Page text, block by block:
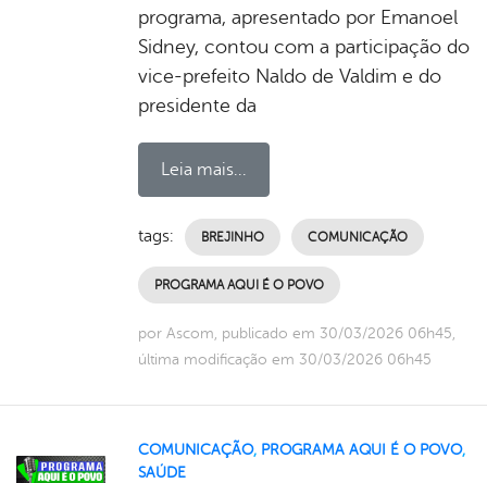
programa, apresentado por Emanoel
Sidney, contou com a participação do
vice-prefeito Naldo de Valdim e do
presidente da
Leia mais...
tags: BREJINHO COMUNICAÇÃO
PROGRAMA AQUI É O POVO
por Ascom, publicado em 30/03/2026 06h45,
última modificação em 30/03/2026 06h45
COMUNICAÇÃO, PROGRAMA AQUI É O POVO,
SAÚDE